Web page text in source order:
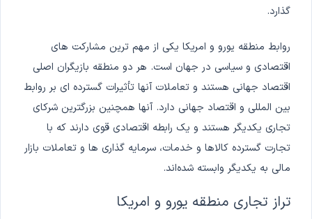
گذارد.
روابط منطقه یورو و امریکا یکی از مهم ترین مشارکت های
اقتصادی و سیاسی در جهان است. هر دو منطقه بازیگران اصلی
اقتصاد جهانی هستند و تعاملات آنها تأثیرات گسترده ای بر روابط
بین المللی و اقتصاد جهانی دارد. آنها همچنین بزرگترین شرکای
تجاری یکدیگر هستند و یک رابطه اقتصادی قوی دارند که با
تجارت گسترده کالاها و خدمات، سرمایه گذاری ها و تعاملات بازار
مالی به یکدیگر وابسته شده‌اند.
تراز تجاری منطقه یورو و امریکا